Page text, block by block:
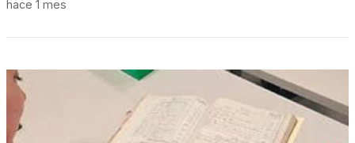
hace 1 mes